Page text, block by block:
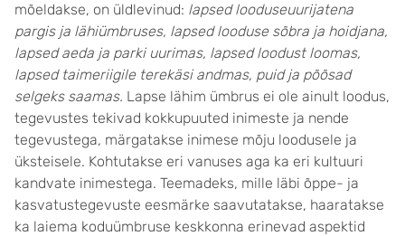
mõeldakse, on üldlevinud: lapsed looduseuurijatena
pargis ja lähiümbruses, lapsed looduse sõbra ja hoidjana,
lapsed aeda ja parki uurimas, lapsed loodust loomas,
lapsed taimeriigile terekäsi andmas, puid ja põõsad
selgeks saamas. Lapse lähim ümbrus ei ole ainult loodus,
tegevustes tekivad kokkupuuted inimeste ja nende
tegevustega, märgatakse inimese mõju loodusele ja
üksteisele. Kohtutakse eri vanuses aga ka eri kultuuri
kandvate inimestega. Teemadeks, mille läbi õppe- ja
kasvatustegevuste eesmärke saavutatakse, haaratakse
ka laiema koduümbruse keskkonna erinevad aspektid